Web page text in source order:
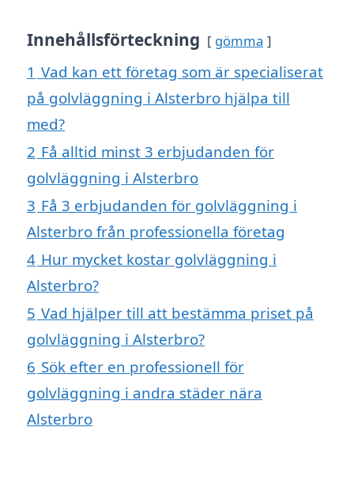
Innehållsförteckning gömma
1 Vad kan ett företag som är specialiserat
på golvläggning i Alsterbro hjälpa till
med?
2 Få alltid minst 3 erbjudanden för
golvläggning i Alsterbro
3 Få 3 erbjudanden för golvläggning i
Alsterbro från professionella företag
4 Hur mycket kostar golvläggning i
Alsterbro?
5 Vad hjälper till att bestämma priset på
golvläggning i Alsterbro?
6 Sök efter en professionell för
golvläggning i andra städer nära
Alsterbro